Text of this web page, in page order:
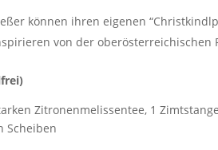
können ihren eigenen
von der oberösterreichischen
Zitronenmelissentee, 1
Scheiben